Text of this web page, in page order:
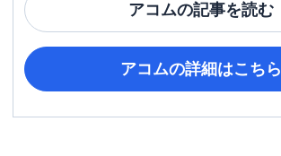
アコムの記事を読む
アコムの詳細はこちら